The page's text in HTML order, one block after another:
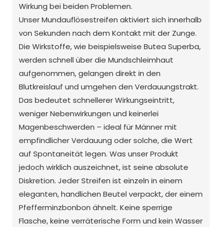
Wirkung bei beiden Problemen.
Unser Mundauflösestreifen aktiviert sich innerhalb
von Sekunden nach dem Kontakt mit der Zunge.
Die Wirkstoffe, wie beispielsweise Butea Superba,
werden schnell über die Mundschleimhaut
aufgenommen, gelangen direkt in den
Blutkreislauf und umgehen den Verdauungstrakt.
Das bedeutet schnellerer Wirkungseintritt,
weniger Nebenwirkungen und keinerlei
Magenbeschwerden – ideal für Männer mit
empfindlicher Verdauung oder solche, die Wert
auf Spontaneität legen. Was unser Produkt
jedoch wirklich auszeichnet, ist seine absolute
Diskretion. Jeder Streifen ist einzeln in einem
eleganten, handlichen Beutel verpackt, der einem
Pfefferminzbonbon ähnelt. Keine sperrige
Flasche, keine verräterische Form und kein Wasser